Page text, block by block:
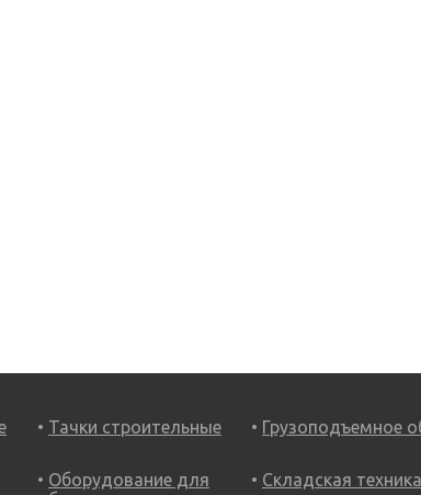
Тачки строительные
Оборудование для
Грузоподъемное
Складская техника